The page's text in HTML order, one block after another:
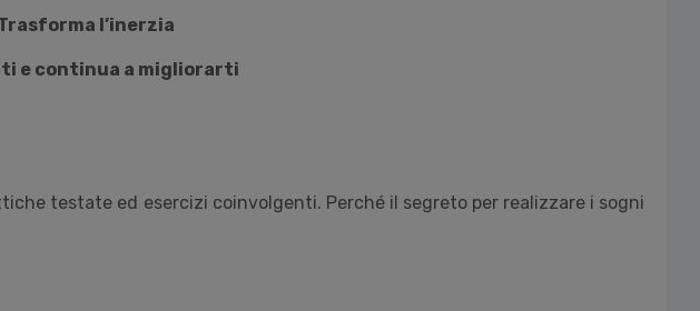
l’inerzia
e continua a migliorarti
testate ed esercizi coinvolgenti. Perché il segreto per realizzare i sogni